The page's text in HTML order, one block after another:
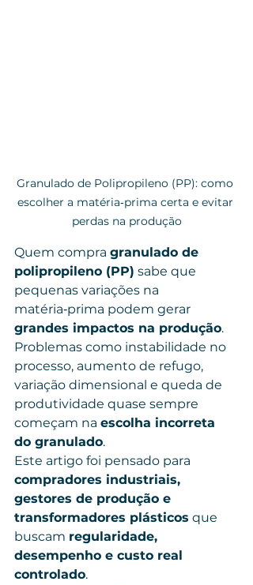
Granulado de Polipropileno (PP): como
escolher a matéria‑prima certa e evitar
perdas na produção
Quem compra granulado de
polipropileno (PP) sabe que
pequenas variações na
matéria‑prima podem gerar
grandes impactos na produção.
Problemas como instabilidade no
processo, aumento de refugo,
variação dimensional e queda de
produtividade quase sempre
começam na escolha incorreta
do granulado.
Este artigo foi pensado para
compradores industriais,
gestores de produção e
transformadores plásticos que
buscam regularidade,
desempenho e custo real
controlado.